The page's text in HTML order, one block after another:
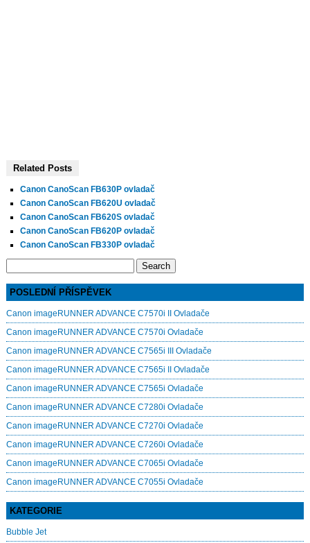
Related Posts
Canon CanoScan FB630P ovladač
Canon CanoScan FB620U ovladač
Canon CanoScan FB620S ovladač
Canon CanoScan FB620P ovladač
Canon CanoScan FB330P ovladač
POSLEDNÍ PŘÍSPĚVEK
Canon imageRUNNER ADVANCE C7570i II Ovladače
Canon imageRUNNER ADVANCE C7570i Ovladače
Canon imageRUNNER ADVANCE C7565i III Ovladače
Canon imageRUNNER ADVANCE C7565i II Ovladače
Canon imageRUNNER ADVANCE C7565i Ovladače
Canon imageRUNNER ADVANCE C7280i Ovladače
Canon imageRUNNER ADVANCE C7270i Ovladače
Canon imageRUNNER ADVANCE C7260i Ovladače
Canon imageRUNNER ADVANCE C7065i Ovladače
Canon imageRUNNER ADVANCE C7055i Ovladače
KATEGORIE
Bubble Jet